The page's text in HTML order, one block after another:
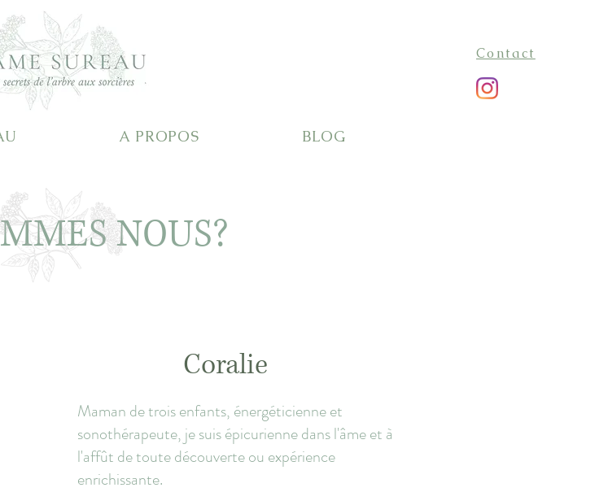
Contact
A PROPOS BLOG
NOUS?
Maman de trois enfants, énergéticienne et
sonothérapeute, je suis épicurienne dans l'âme et à
l'affût de toute découverte ou expérience
enrichissante.
Coralie